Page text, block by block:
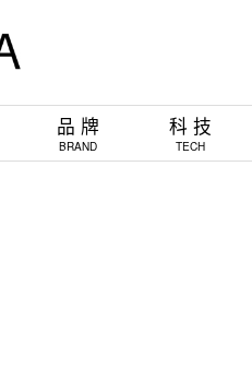
品 牌
BRAND
科 技
TECH